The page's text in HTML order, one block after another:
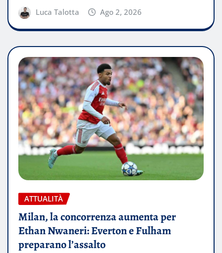
Luca Talotta Ago 2, 2026
ATTUALITÀ
Milan, la concorrenza aumenta per
Ethan Nwaneri: Everton e Fulham
preparano l’assalto